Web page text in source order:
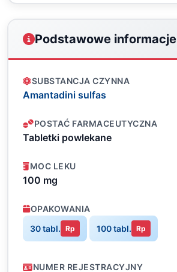
Podstawowe informacje
SUBSTANCJA CZYNNA
Amantadini sulfas
POSTAĆ FARMACEUTYCZNA
Tabletki powlekane
MOC LEKU
100 mg
OPAKOWANIA
30 tabl. Rp 100 tabl. Rp
NUMER REJESTRACYJNY